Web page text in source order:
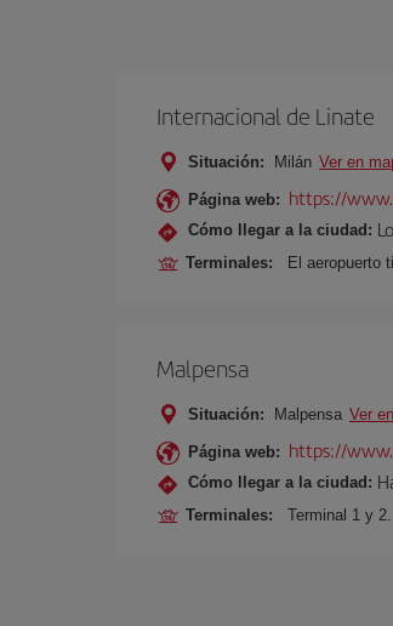
Internacional de Linate
Situación: Milán Ver en
Página web: https://
Cómo llegar a la ciudad:
Terminales: El aeropuerto
Malpensa
Situación: Malpensa Ver
Página web: https://
Cómo llegar a la ciudad:
Terminales: Terminal 1 y 2.